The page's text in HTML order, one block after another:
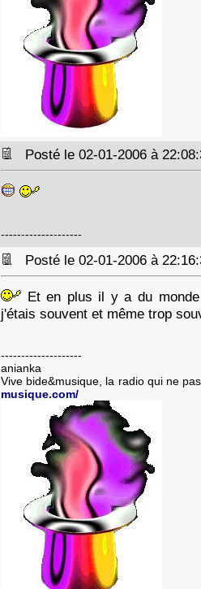
Posté le 02-01-2006 à
--------------------
Posté le 02-01-2006 à
Et en plus il y a du
j'étais souvent et même trop
--------------------
anianka
Vive bide&musique, la radio qui ne
musique.com/